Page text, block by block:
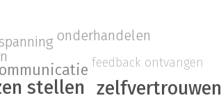
stellen zelfvertrouwen
feedback ontvangen
onderhandelen